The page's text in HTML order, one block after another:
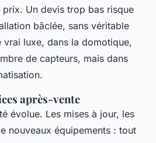
Un devis trop bas risque
bâclée, sans véritable
vrai luxe, dans la domotique,
de capteurs, mais dans
après-vente
évolue. Les mises à jour, les
nouveaux équipements : tout